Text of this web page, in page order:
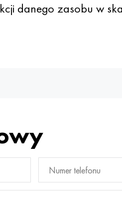
danego zasobu w